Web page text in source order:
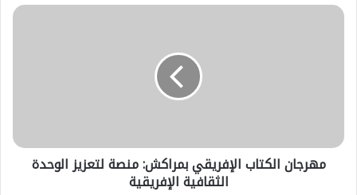
مهرجان
الإفريقية
مهرجان الكتاب الإفريقي بمراكش: منصة لتعزيز الوحدة
الثقافية الإفريقية